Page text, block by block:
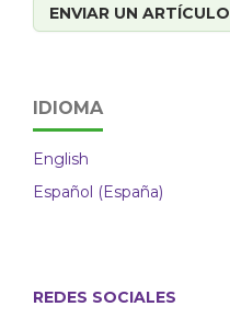
ENVIAR UN ARTÍCULO
IDIOMA
English
Español (España)
REDES SOCIALES